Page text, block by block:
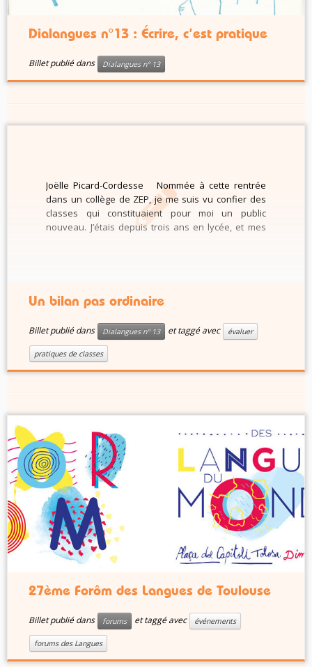
Dialangues n°13 : Écrire, c’est pratique
Billet publié dans Dialangues n° 13
Joëlle Picard-Cordesse Nommée à cette rentrée
dans un collège de ZEP, je me suis vu confier des
classes qui constituaient pour moi un public
nouveau. J’étais depuis trois ans en lycée, et mes
Un bilan pas ordinaire
Billet publié dans Dialangues n° 13 et taggé avec évaluer
pratiques de classes
27ème Forôm des Langues de Toulouse
Billet publié dans forums et taggé avec événements
forums des Langues